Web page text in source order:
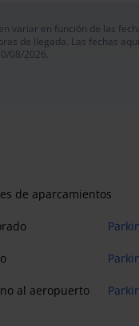
variar en función de las
de llegada. Las fechas
08/2026.
de aparcamientos
al aeropuerto